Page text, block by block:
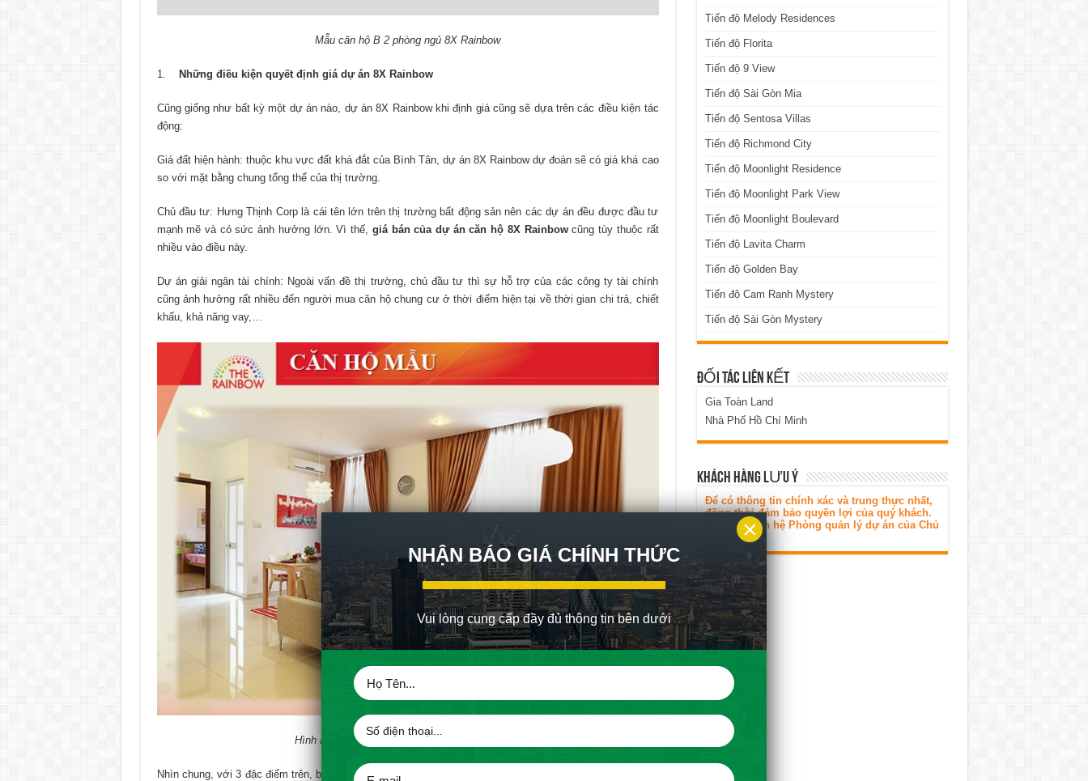
Mẫu căn hộ B 2 phòng ngủ 8X Rainbow
Những điều kiện quyết định giá dự án 8X Rainbow
Cũng giống như bất kỳ một dự án nào, dự án 8X Rainbow khi định giá cũng sẽ dựa trên các điều kiện tác
động:
Giá đất hiện hành: thuộc khu vực đất khá đắt của Bình Tân, dự án 8X Rainbow dự đoán sẽ có giá khá cao
so với mặt bằng chung tổng thể của thị trường.
Chủ đầu tư: Hưng Thịnh Corp là cái tên lớn trên thị trường bất động sản nên các dự án đều được đầu tư
mạnh mẽ và có sức ảnh hưởng lớn. Vì thế, giá bán của dự án căn hộ 8X Rainbowcũng tùy thuộc rất
nhiều vào điều này.
Dự án giải ngân tài chính: Ngoài vấn đề thị trường, chủ đầu tư thì sự hỗ trợ của các công ty tài chính
cũng ảnh hưởng rất nhiều đến người mua căn hộ chung cư ở thời điểm hiện tại về thời gian chi trả, chiết
khấu, khả năng vay,…
Hình ảnh thực tế căn hộ mẫu dự án 8X Rainbow
Nhìn chung, với 3 đặc điểm trên, bạn chắc chắn sẽ rất lo lắng vì nếu theo nguyên lý thuận thì
Tiến độ Melody Residences
Tiến độ Florita
Tiến độ 9 View
Tiến độ Sài Gòn Mia
Tiến độ Sentosa Villas
Tiến độ Richmond City
Tiến độ Moonlight Residence
Tiến độ Moonlight Park View
Tiến độ Moonlight Boulevard
Tiến độ Lavita Charm
Tiến độ Golden Bay
Tiến độ Cam Ranh Mystery
Tiến độ Sài Gòn Mystery
ĐỐI TÁC LIÊN KẾT
Gia Toàn Land
Nhà Phố Hồ Chí Minh
KHÁCH HÀNG LƯU Ý
Để có thông tin chính xác và trung thực nhất,
đồng thời đảm bảo quyền lợi của quý khách.
Vui lòng liên hệ Phòng quản lý dự án của Chủ
đầu tư.
NHẬN BÁO GIÁ CHÍNH THỨC
Vui lòng cung cấp đầy đủ thông tin bên dưới
×